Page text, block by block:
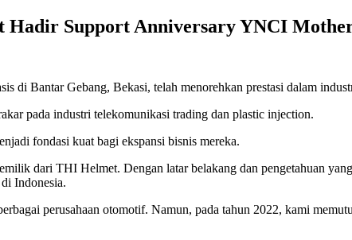
Support Anniversary YNCI
di Bantar Gebang, Bekasi, telah menorehkan prestasi dalam
pada industri telekomunikasi trading dan plastic injection.
fondasi kuat bagi ekspansi bisnis mereka.
dari THI Helmet. Dengan latar belakang dan pengetahuan
Indonesia.
perusahaan otomotif. Namun, pada tahun 2022, kami